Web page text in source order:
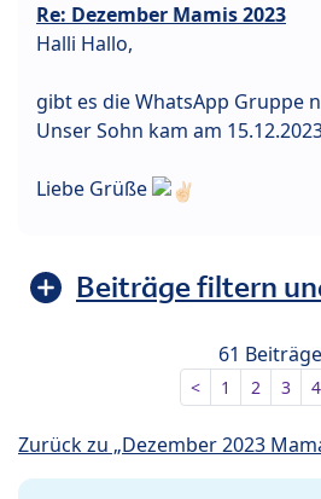
Re: Dezember Mamis 2023
Halli Hallo,
gibt es die WhatsApp Gruppe
Unser Sohn kam am
Liebe Grüße
Beiträge filtern
61 Beiträge
< 1 2 3 4
Zurück zu „Dezember 2023